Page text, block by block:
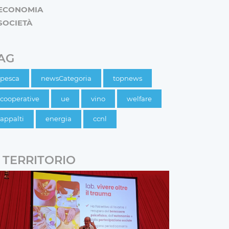
pesca newsCategoria topnews
cooperative ue vino welfare
appalti energia ccnl
TERRITORIO